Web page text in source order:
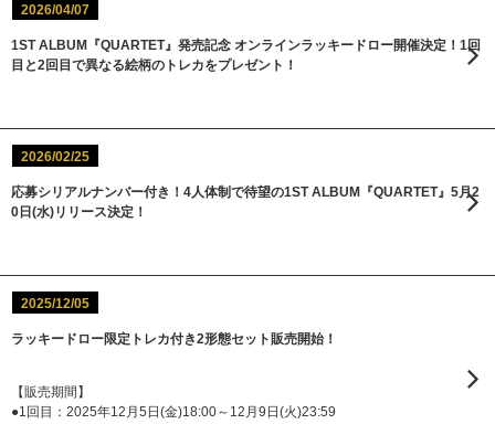
2026/04/07
1ST ALBUM『QUARTET』発売記念 オンラインラッキードロー開催決定！1回
目と2回目で異なる絵柄のトレカをプレゼント！
2026/02/25
応募シリアルナンバー付き！4人体制で待望の1ST ALBUM『QUARTET』5月2
0日(水)リリース決定！
2025/12/05
ラッキードロー限定トレカ付き2形態セット販売開始！
【販売期間】
●1回目：2025年12月5日(金)18:00～12月9日(火)23:59